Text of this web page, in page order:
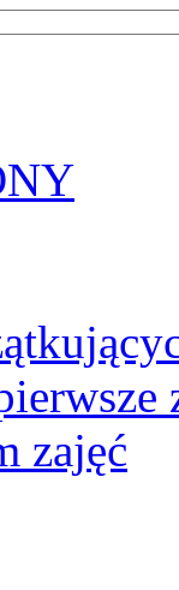
zajęć